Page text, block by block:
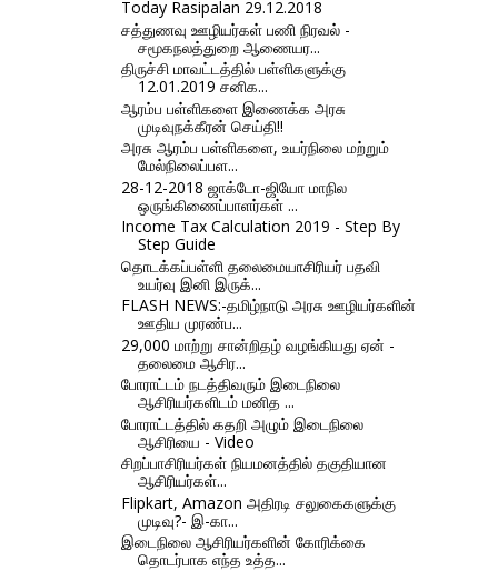
Today Rasipalan 29.12.2018
சத்துணவு ஊழியர்கள் பணி நிரவல் -
சமூகநலத்துறை ஆணையர...
திருச்சி மாவட்டத்தில் பள்ளிகளுக்கு
12.01.2019 சனிக...
ஆரம்ப பள்ளிகளை இணைக்க அரசு
முடிவுநக்கீரன் செய்தி!!
அரசு ஆரம்ப பள்ளிகளை, உயர்நிலை மற்றும்
மேல்நிலைப்பள...
28-12-2018 ஜாக்டோ-ஜியோ மாநில
ஒருங்கிணைப்பாளர்கள் ...
Income Tax Calculation 2019 - Step By
Step Guide
தொடக்கப்பள்ளி தலைமையாசிரியர் பதவி
உயர்வு இனி இருக்...
FLASH NEWS:-தமிழ்நாடு அரசு ஊழியர்களின்
ஊதிய முரண்ப...
29,000 மாற்று சான்றிதழ் வழங்கியது ஏன் -
தலைமை ஆசிர...
போராட்டம் நடத்திவரும் இடைநிலை
ஆசிரியர்களிடம் மனித ...
போராட்டத்தில் கதறி அழும் இடைநிலை
ஆசிரியை - Video
சிறப்பாசிரியர்கள் நியமனத்தில் தகுதியான
ஆசிரியர்கள்...
Flipkart, Amazon அதிரடி சலுகைகளுக்கு
முடிவு?- இ-கா...
இடைநிலை ஆசிரியர்களின் கோரிக்கை
தொடர்பாக எந்த உத்த...